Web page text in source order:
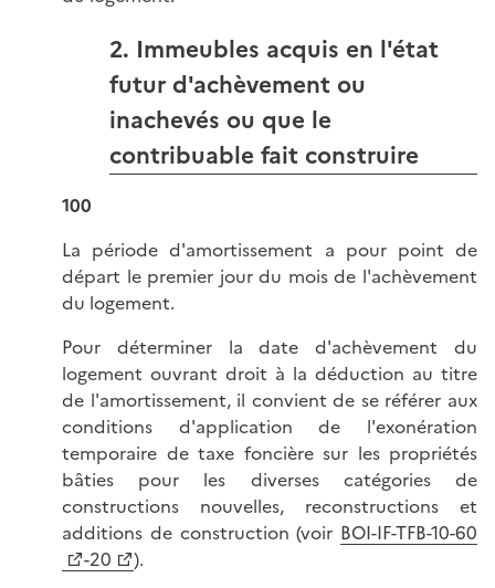
2. Immeubles acquis en l'état
futur d'achèvement ou
inachevés ou que le
contribuable fait construire
100
La période d'amortissement a pour point de
départ le premier jour du mois de l'achèvement
du logement.
Pour déterminer la date d'achèvement du
logement ouvrant droit à la déduction au titre
de l'amortissement, il convient de se référer aux
conditions d'application de l'exonération
temporaire de taxe foncière sur les propriétés
bâties pour les diverses catégories de
constructions nouvelles, reconstructions et
additions de construction (voir BOI-IF-TFB-10-60
-20
).